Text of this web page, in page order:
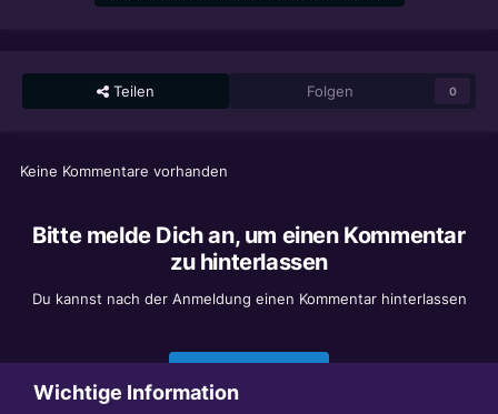
Teilen Folgen 0
Keine Kommentare vorhanden
Bitte melde Dich an, um einen Kommentar
zu hinterlassen
Du kannst nach der Anmeldung einen Kommentar hinterlassen
Wichtige Information